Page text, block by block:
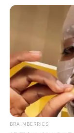
BRAINBERRIES